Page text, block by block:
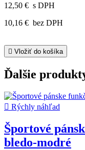
12,50 € s DPH
10,16 € bez DPH
 Vložiť do košíka
Ďalšie
 Rýchly náhľad
Športové
bledo-modré